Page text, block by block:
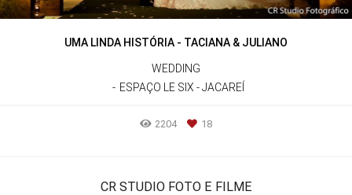
UMA LINDA HISTÓRIA - TACIANA & JULIANO
WEDDING
ESPAÇO LE SIX - JACAREÍ
2204 18
CR STUDIO FOTO E FILME